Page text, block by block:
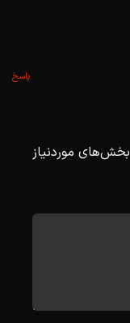
پاسخ
بخش‌های موردنیاز